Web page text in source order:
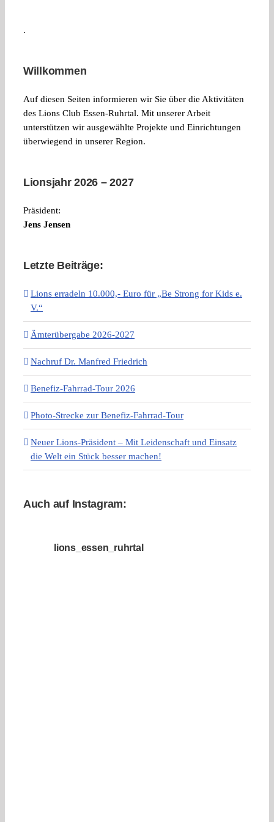
.
Willkommen
Auf diesen Seiten informieren wir Sie über die Aktivitäten
des Lions Club Essen-Ruhrtal. Mit unserer Arbeit
unterstützen wir ausgewählte Projekte und Einrichtungen
überwiegend in unserer Region.
Lionsjahr 2026 – 2027
Präsident:
Jens Jensen
Letzte Beiträge:
Lions erradeln 10.000,- Euro für „Be Strong for Kids e.
V.“
Ämterübergabe 2026-2027
Nachruf Dr. Manfred Friedrich
Benefiz-Fahrrad-Tour 2026
Photo-Strecke zur Benefiz-Fahrrad-Tour
Neuer Lions-Präsident – Mit Leidenschaft und Einsatz
die Welt ein Stück besser machen!
Auch auf Instagram:
lions_essen_ruhrtal